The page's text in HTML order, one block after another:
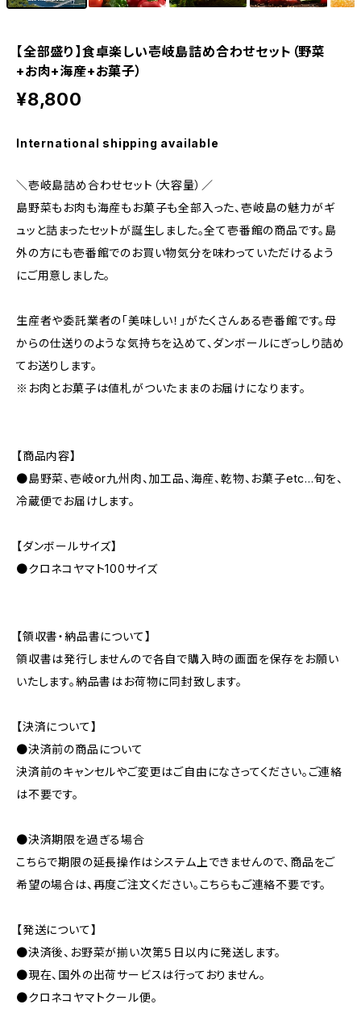
【全部盛り】食卓楽しい壱岐島詰め合わせセット（野菜
+お肉+海産+お菓子）
¥8,800
International shipping available
＼壱岐島詰め合わせセット（大容量）／
島野菜もお肉も海産もお菓子も全部入った、壱岐島の魅力がギ
ュッと詰まったセットが誕生しました。全て壱番館の商品です。島
外の方にも壱番館でのお買い物気分を味わっていただけるよう
にご用意しました。
生産者や委託業者の「美味しい！」がたくさんある壱番館です。母
からの仕送りのような気持ちを込めて、ダンボールにぎっしり詰め
てお送りします。
※お肉とお菓子は値札がついたままのお届けになります。
【商品内容】
●島野菜、壱岐or九州肉、加工品、海産、乾物、お菓子etc...旬を、
冷蔵便でお届けします。
【ダンボールサイズ】
●クロネコヤマト100サイズ
【領収書・納品書について】
領収書は発行しませんので各自で購入時の画面を保存をお願い
いたします。納品書はお荷物に同封致します。
【決済について】
●決済前の商品について
決済前のキャンセルやご変更はご自由になさってください。ご連絡
は不要です。
●決済期限を過ぎる場合
こちらで期限の延長操作はシステム上できませんので、商品をご
希望の場合は、再度ご注文ください。こちらもご連絡不要です。
【発送について】
●決済後、お野菜が揃い次第５日以内に発送します。
●現在、国外の出荷サービスは行っておりません。
●クロネコヤマトクール便。